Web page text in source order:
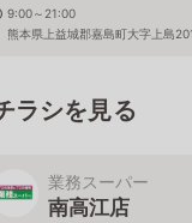
9:00～21:00
熊本県上益城郡嘉島町大字上島
ラシを見る
業務スーパー
南高江店